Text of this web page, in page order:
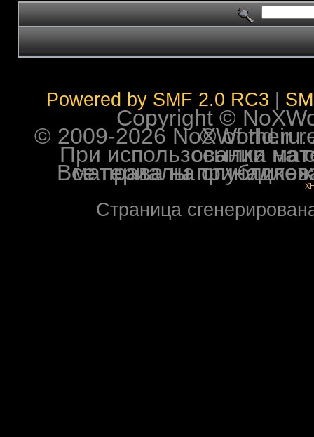
Powered by SMF 2.0 RC3
Copyright ©
© 2009-2026 NoXWorld.ru. All
При использовании
Все права на опубликованные на форуме
Страница